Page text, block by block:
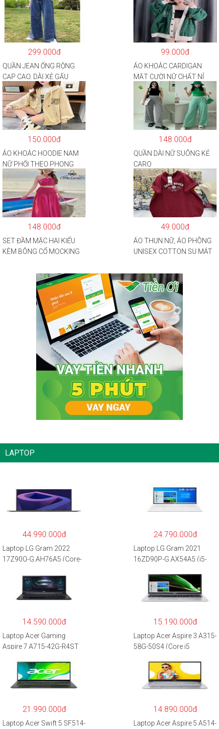
299.000đ
QUẦN JEAN ỐNG RỘNG
CẠP CAO, DÀI XẺ GẤU
PHONG CÁCH J6
99.000đ
ÁO KHOÁC CARDIGAN
MẶT CƯỜI NỮ CHẤT NỈ
COTTON
150.000đ
ÁO KHOÁC HOODIE NAM
NỮ PHỐI THEO PHONG
CÁCH HÀN QUỐC FORM
RỘNG HÌNH THÊU SIÊU
ĐẸP CỰC CHẤT LƯỢNG
HÀNG HOT TREND
148.000đ
QUẦN DÀI NỮ SUÔNG KẺ
CARO
148.000đ
SET ĐẦM MẶC HAI KIỂU
KÈM BÔNG CỔ MOCKING
49.000đ
ÁO THUN NỮ, ÁO PHÔNG
UNISEX COTTON SU MÁT
LAPTOP
44.990.000đ
Laptop LG Gram 2022
17Z90Q-G.AH76A5 (Core-
1260P/16GB/512GB/17″
WQXGA/Win 11/Xám)
24.790.000đ
Laptop LG Gram 2021
16ZD90P-G.AX54A5 (i5-
SSD/16″WQXGA/Dos/Trắ
14.590.000đ
Laptop Acer Gaming
Aspire 7 A715-42G-R4ST
5500U/8GB RAM/256GB
SSD/15.6″FHD
IPS/GTX1650 4GB/Win10)
15.190.000đ
Laptop Acer Aspire 3 A315-
58G-50S4 (Core i5
RAM/512GB/15.6″FHD/M
X350 2GB/Win 10/Bạc)
21.990.000đ
Laptop Acer Swift 5 SF514-
14.890.000đ
Laptop Acer Aspire 5 A514-